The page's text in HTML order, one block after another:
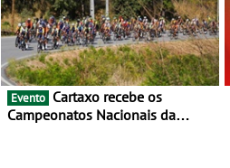
Evento
Campeonatos Nacionais da